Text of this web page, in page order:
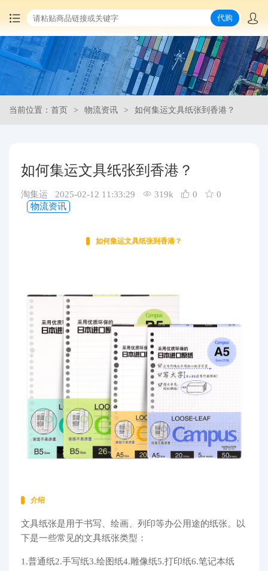
首页
中国商品代购
集运服务
查询运单
最新公告
关于我们
代购
当前位置：首页 物流资讯 如何集运文具纸张到香港？
如何集运文具纸张到香港？
淘集运 2025-02-12 11:33:29 319k 0
0
物流资讯
如何集运文具纸张到香港？
介绍
文具纸张是用于书写、绘画、列印等办公用途的纸张。以
下是一些常见的文具纸张类型：
1.普通纸2.手写纸3.绘图纸4.雕像纸5.打印纸6.笔记本纸